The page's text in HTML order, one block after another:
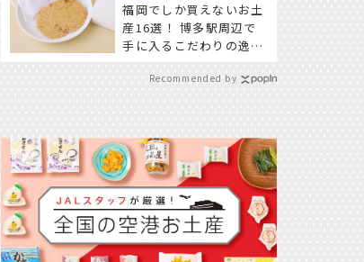
福岡でしか買えないお土
産16選！ 博多駅周辺で
手に入るこだわりの逸品
Recommended by